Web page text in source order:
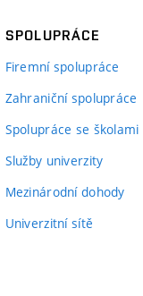
SPOLUPRÁCE
Firemní spolupráce
Zahraniční spolupráce
Spolupráce se školami
Služby univerzity
Mezinárodní dohody
Univerzitní sítě